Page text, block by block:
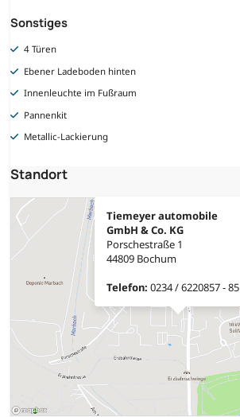
Sonstiges
4 Türen
Ebener Ladeboden hinten
Innenleuchte im Fußraum
Pannenkit
Metallic-Lackierung
Standort
Tiemeyer automobile
GmbH & Co. KG
Porschestraße 1
44809 Bochum
Telefon: 0234 / 6220857 - 85